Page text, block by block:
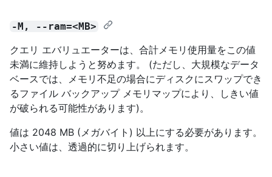
-M, --ram=<MB>
クエリ エバリュエーターは、合計メモリ使用量をこの値
未満に維持しようと努めます。 (ただし、大規模なデータ
ベースでは、メモリ不足の場合にディスクにスワップでき
るファイル バックアップ メモリマップにより、しきい値
が破られる可能性があります)。
値は 2048 MB (メガバイト) 以上にする必要があります。
小さい値は、透過的に切り上げられます。